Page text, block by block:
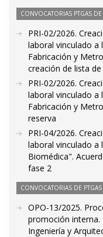
CONVOCATORIAS PTGAS
PRI-02/2026.
laboral vinculado a
Fabricación y
creación de lista
PRI-02/2026.
laboral vinculado a
Fabricación y
reserva
PRI-04/2026.
laboral vinculado a
Biomédica".
fase 2
CONVOCATORIAS DE PTGAS
OPO-13/2025.
promoción interna.
Ingeniería y